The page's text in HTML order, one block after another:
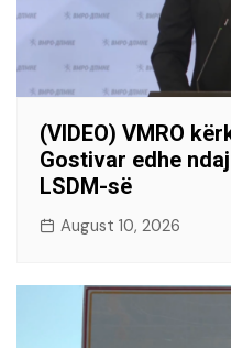
(VIDEO) VMRO
Gostivar edhe
LSDM-së
August 10, 2026